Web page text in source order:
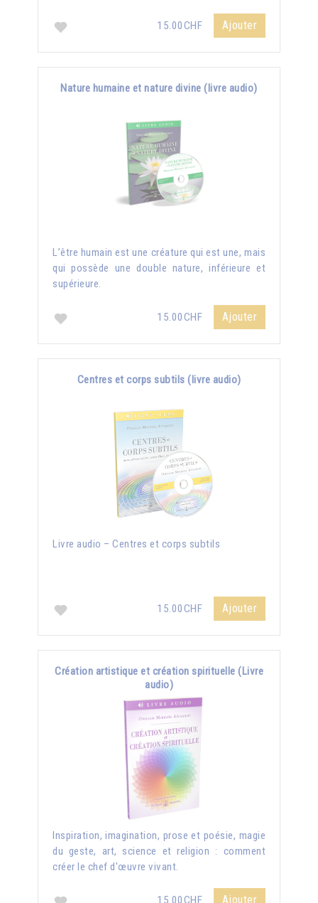
15.00CHF Ajouter
Nature humaine et nature divine (livre audio)
L’être humain est une créature qui est une, mais
qui possède une double nature, inférieure et
supérieure.
15.00CHF Ajouter
Centres et corps subtils (livre audio)
Livre audio – Centres et corps subtils
15.00CHF Ajouter
Création artistique et création spirituelle (Livre
audio)
Inspiration, imagination, prose et poésie, magie
du geste, art, science et religion : comment
créer le chef d'œuvre vivant.
15.00CHF Ajouter